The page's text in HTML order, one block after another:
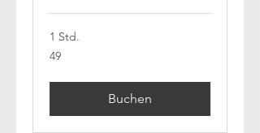
1 Std.
49
49
Buchen